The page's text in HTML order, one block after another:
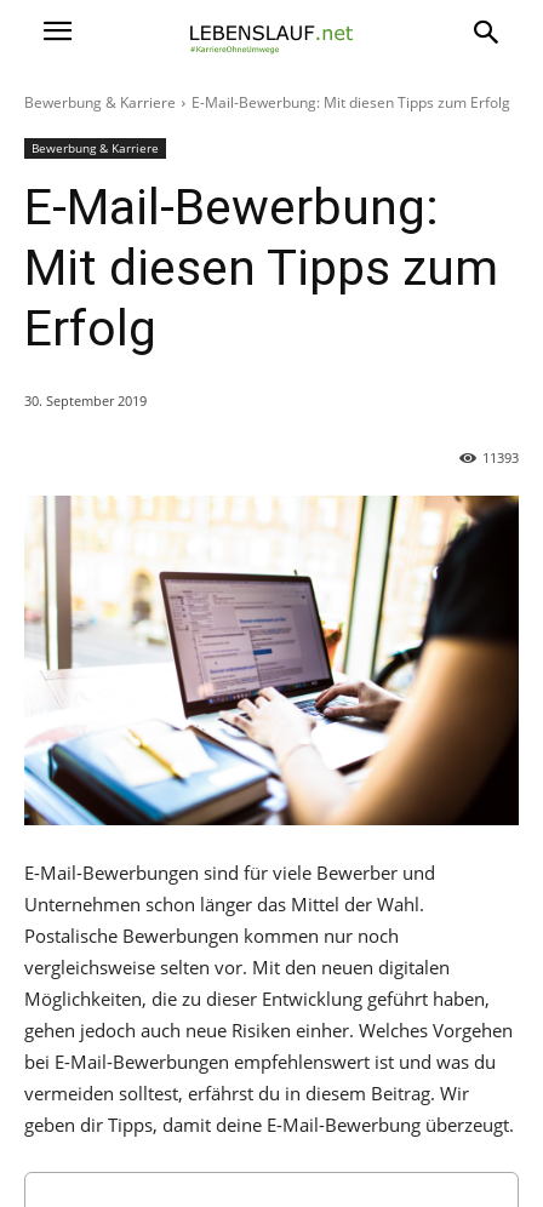
Bewerbung & Karriere E-Mail-Bewerbung: Mit diesen Tipps zum Erfolg
Bewerbung & Karriere
E-Mail-Bewerbung:
Mit diesen Tipps zum
Erfolg
30. September 2019
11393
E-Mail-Bewerbungen sind für viele Bewerber und
Unternehmen schon länger das Mittel der Wahl.
Postalische Bewerbungen kommen nur noch
vergleichsweise selten vor. Mit den neuen digitalen
Möglichkeiten, die zu dieser Entwicklung geführt haben,
gehen jedoch auch neue Risiken einher. Welches Vorgehen
bei E-Mail-Bewerbungen empfehlenswert ist und was du
vermeiden solltest, erfährst du in diesem Beitrag. Wir
geben dir Tipps, damit deine E-Mail-Bewerbung überzeugt.